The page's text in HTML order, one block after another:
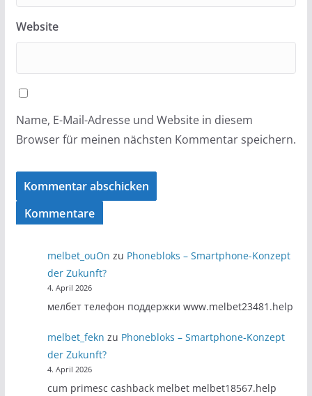
Website
Name, E-Mail-Adresse und Website in diesem
Browser für meinen nächsten Kommentar speichern.
Kommentare
melbet_ouOn zu Phonebloks – Smartphone-Konzept
der Zukunft?
4. April 2026
мелбет телефон поддержки www.melbet23481.help
melbet_fekn zu Phonebloks – Smartphone-Konzept
der Zukunft?
4. April 2026
cum primesc cashback melbet melbet18567.help